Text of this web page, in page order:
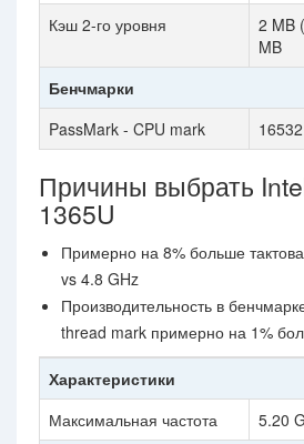
Кэш 2-го уровня
2 MB
MB
Бенчмарки
PassMark - CPU mark
Причины выбрать
1365U
Примерно на 8% больше
vs 4.8 GHz
Производительность в
thread mark примерно на 1%
Характеристики
Максимальная частота
5.20